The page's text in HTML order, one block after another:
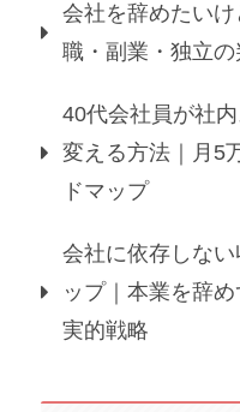
会社を辞めたい
職・副業・独立の
40代会社員が社
変える方法｜月5
ドマップ
会社に依存しな
ップ｜本業を辞
実的戦略